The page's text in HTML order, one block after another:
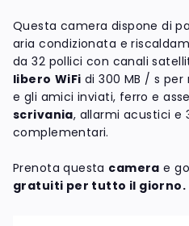
Questa camera dispone di
aria condizionata e
da 32 pollici con canali
libero WiFi di 300 MB / s
e gli amici inviati, ferro e
scrivania, allarmi acustici e
complementari.
Prenota questa camera e
gratuiti per tutto il giorno.